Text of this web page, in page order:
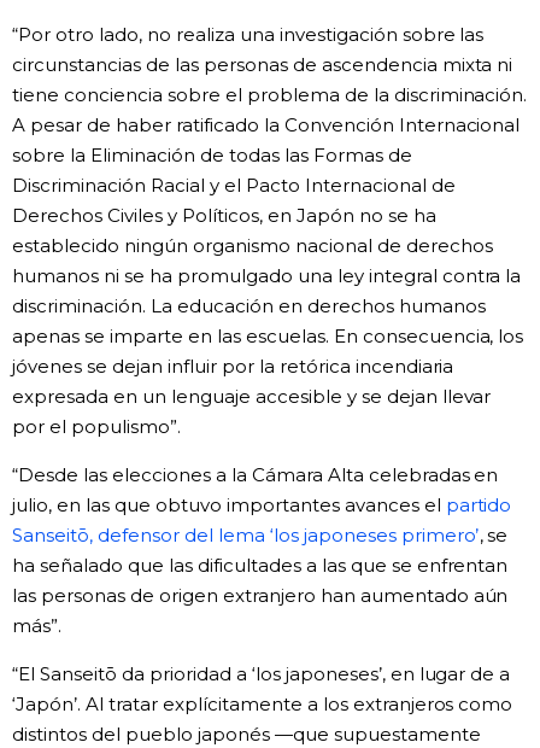
“Por otro lado, no realiza una investigación sobre las
circunstancias de las personas de ascendencia mixta ni
tiene conciencia sobre el problema de la discriminación.
A pesar de haber ratificado la Convención Internacional
sobre la Eliminación de todas las Formas de
Discriminación Racial y el Pacto Internacional de
Derechos Civiles y Políticos, en Japón no se ha
establecido ningún organismo nacional de derechos
humanos ni se ha promulgado una ley integral contra la
discriminación. La educación en derechos humanos
apenas se imparte en las escuelas. En consecuencia, los
jóvenes se dejan influir por la retórica incendiaria
expresada en un lenguaje accesible y se dejan llevar
por el populismo”.
“Desde las elecciones a la Cámara Alta celebradas en
julio, en las que obtuvo importantes avances el partido
Sanseitō, defensor del lema ‘los japoneses primero’, se
ha señalado que las dificultades a las que se enfrentan
las personas de origen extranjero han aumentado aún
más”.
“El Sanseitō da prioridad a ‘los japoneses’, en lugar de a
‘Japón’. Al tratar explícitamente a los extranjeros como
distintos del pueblo japonés —que supuestamente